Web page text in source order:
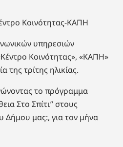
Κοινότητας-ΚΑΠΗ
υπηρεσιών
Κοινότητας», «ΚΑΠΗ»
της τρίτης ηλικίας.
το πρόγραμμα
Στο Σπίτι” στους
μας:, για τον μήνα